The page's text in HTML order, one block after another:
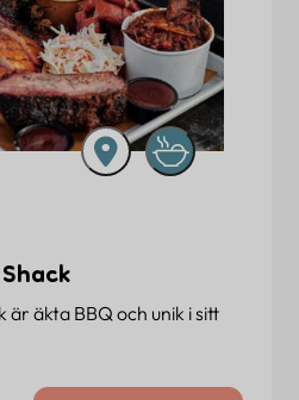
är äkta BBQ och unik i sitt